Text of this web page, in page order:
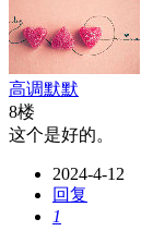
高调默默
8楼
这个是好的。
2024-4-12
回复
1